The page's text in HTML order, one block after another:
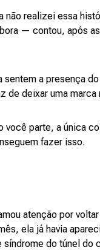
realizei essa
— contou, após
a presença
de deixar uma
parte, a única
fazer isso.
atenção por
ela já havia
do túnel do